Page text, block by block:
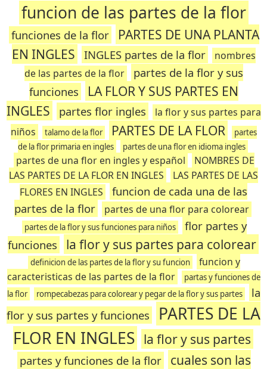
funcion de las partes de la flor
funciones de la flor
PARTES DE UNA PLANTA
EN INGLES
INGLES partes de la flor
nombres
de las partes de la flor
partes de la flor y sus
funciones
LA FLOR Y SUS PARTES EN
INGLES
partes flor ingles
la flor y sus partes para
niños
talamo de la flor PARTES DE LA FLOR
partes
de la flor primaria en ingles
partes de una flor en idioma ingles
partes de una flor en ingles y español
NOMBRES DE
LAS PARTES DE LA FLOR EN INGLES
LAS PARTES DE LAS
FLORES EN INGLES
funcion de cada una de las
partes de la flor
partes de una flor para colorear
partes de la flor y sus funciones para niños
flor partes y
funciones
la flor y sus partes para colorear
definicion de las partes de la flor y su funcion
funcion y
caracteristicas de las partes de la flor
partas y funciones de
la flor
rompecabezas para colorear y pegar de la flor y sus partes
la
flor y sus partes y funciones
PARTES DE LA
FLOR EN INGLES la flor y sus partes
partes y funciones de la flor
cuales son las